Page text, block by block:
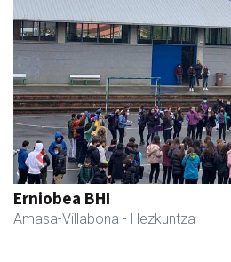
Erniobea BHI
Amasa-Villabona - Hezkuntza
Previous